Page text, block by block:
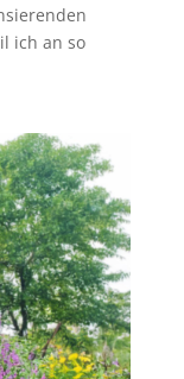
ich an so